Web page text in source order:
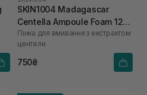
SKIN1004 Madagascar
Centella Ampoule Foam 125
мл
Пінка для вмивання з екстрактом
центели
750₴